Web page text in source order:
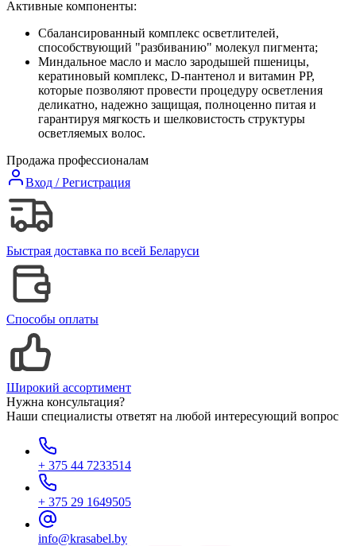
Активные компоненты:
Сбалансированный комплекс осветлителей,
способствующий "разбиванию" молекул пигмента;
Миндальное масло и масло зародышей пшеницы,
кератиновый комплекс, D-пантенол и витамин РР,
которые позволяют провести процедуру осветления
деликатно, надежно защищая, полноценно питая и
гарантируя мягкость и шелковистость структуры
осветляемых волос.
Продажа профессионалам
Вход / Регистрация
Быстрая доставка по всей Беларуси
Способы оплаты
Широкий ассортимент
Нужна консультация?
Наши специалисты ответят на любой интересующий вопрос
+ 375 44 7233514
+ 375 29 1649505
info@krasabel.by